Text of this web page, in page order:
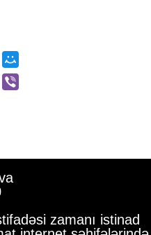
zamanı istinad